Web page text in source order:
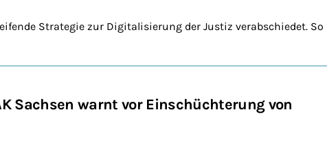
Strategie zur Digitalisierung der Justiz verabschiedet. So
Sachsen warnt vor Einschüchterung von